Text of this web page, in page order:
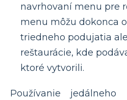
navrhovaní menu pre
menu môžu dokonca
triedneho podujatia
reštaurácie, kde
ktoré vytvorili.
Používanie